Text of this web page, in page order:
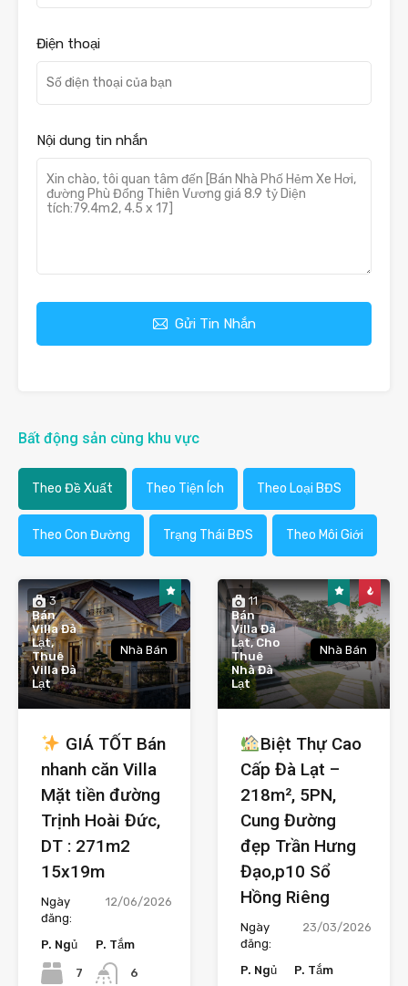
Điện thoại
Nội dung tin nhắn
Gửi Tin Nhắn
Bất động sản cùng khu vực
Theo Đề Xuất Theo Tiện Ích Theo Loại BĐS
Theo Con Đường Trạng Thái BĐS Theo Môi Giới
3
Bán
Villa Đà
Lạt,
Thuê
Villa Đà
Lạt
Nhà Bán
GIÁ TỐT Bán
nhanh căn Villa
Mặt tiền đường
Trịnh Hoài Đức,
DT : 271m2
15x19m
Ngày
đăng:
12/06/2026
P. Ngủ
7
P. Tắm
6
11
Bán
Villa Đà
Lạt, Cho
Thuê
Nhà Đà
Lạt
Nhà Bán
Biệt Thự Cao
Cấp Đà Lạt –
218m², 5PN,
Cung Đường
đẹp Trần Hưng
Đạo,p10 Sổ
Hồng Riêng
Ngày
đăng:
23/03/2026
P. Ngủ P. Tắm